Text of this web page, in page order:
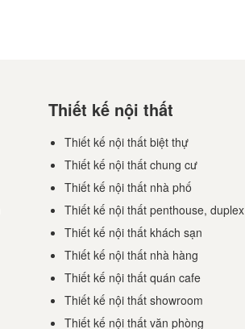
Thiết kế nội thất
Thiết kế nội thất biệt thự
Thiết kế nội thất chung cư
Thiết kế nội thất nhà phố
Thiết kế nội thất penthouse, duplex
Thiết kế nội thất khách sạn
Thiết kế nội thất nhà hàng
Thiết kế nội thất quán cafe
Thiết kế nội thất showroom
Thiết kế nội thất văn phòng